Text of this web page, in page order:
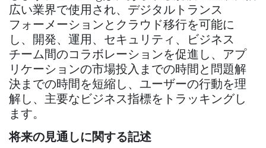
広い業界で使用され、デジタルトランス
フォーメーションとクラウド移行を可能に
し、開発、運用、セキュリティ、ビジネス
チーム間のコラボレーションを促進し、アプ
リケーションの市場投入までの時間と問題解
決までの時間を短縮し、ユーザーの行動を理
解し、主要なビジネス指標をトラッキングし
ます。
将来の見通しに関する記述